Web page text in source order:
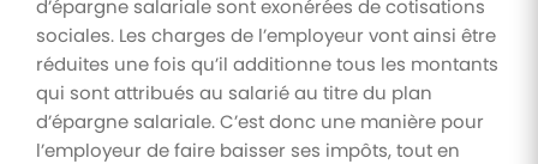
d’épargne salariale sont exonérées de cotisations
sociales. Les charges de l’employeur vont ainsi être
réduites une fois qu’il additionne tous les montants
qui sont attribués au salarié au titre du plan
d’épargne salariale. C’est donc une manière pour
l’employeur de faire baisser ses impôts, tout en